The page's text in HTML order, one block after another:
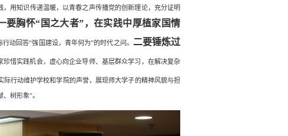
用知识传递温暖，以青春之声传播党的创新理论， 充分证明
要胸怀“国之大者”，在实践中厚植家国情
动回答“强国建设，青年何为”的时代之问。 二要锤炼过
惜实践机会，虚心向企业导师、基层群众学习，在解决复杂
际行动维护学校和学院的声誉，展现师大学子的精神风貌与担
树形象”。